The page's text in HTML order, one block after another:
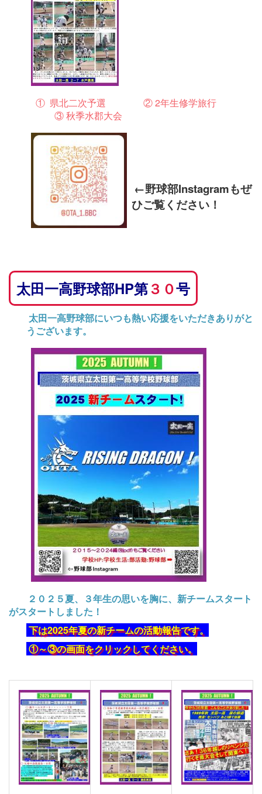
① 県北二次予選 ② 2年生修学旅行
③ 秋季水郡大会
←野球部Instagramもぜ
ひご覧ください！
太田一高野球部HP第３０号
太田一高野球部にいつも熱い応援をいただきありがと
うございます。
２０２５夏、３年生の思いを胸に、新チームスタート
がスタートしました！
下は2025年夏の新チームの活動報告です。
①～③の画面をクリックしてください。